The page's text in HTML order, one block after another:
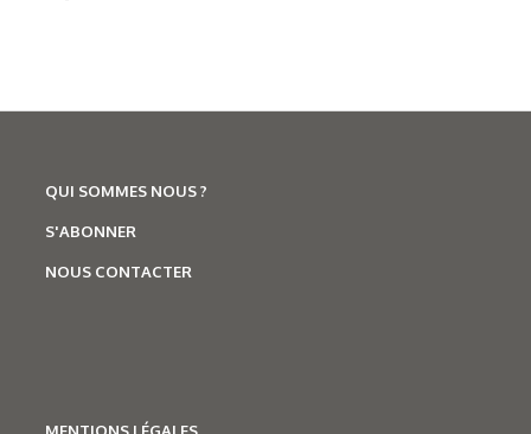
QUI SOMMES NOUS ?
S'ABONNER
NOUS CONTACTER
MENTIONS LÉGALES